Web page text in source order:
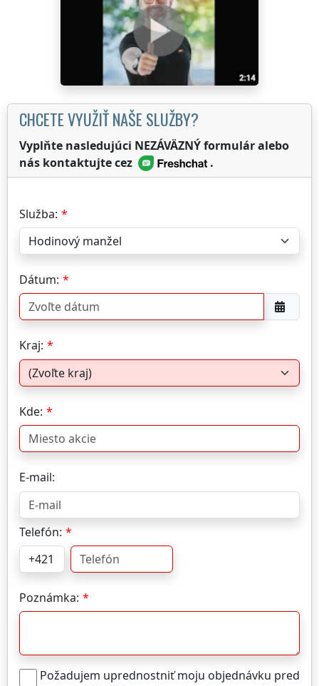
CHCETE VYUŽIŤ NAŠE SLUŽBY?
Vyplňte nasledujúci NEZÁVÄZNÝ formulár alebo
nás kontaktujte cez
.
Služba:
Dátum:
Kraj:
Kde:
E-mail:
Telefón:
Poznámka:
Požadujem uprednostniť moju objednávku pred